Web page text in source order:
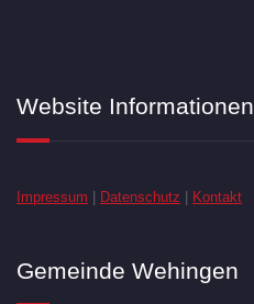
Website Informationen
Impressum Datenschutz Kontakt
Gemeinde Wehingen